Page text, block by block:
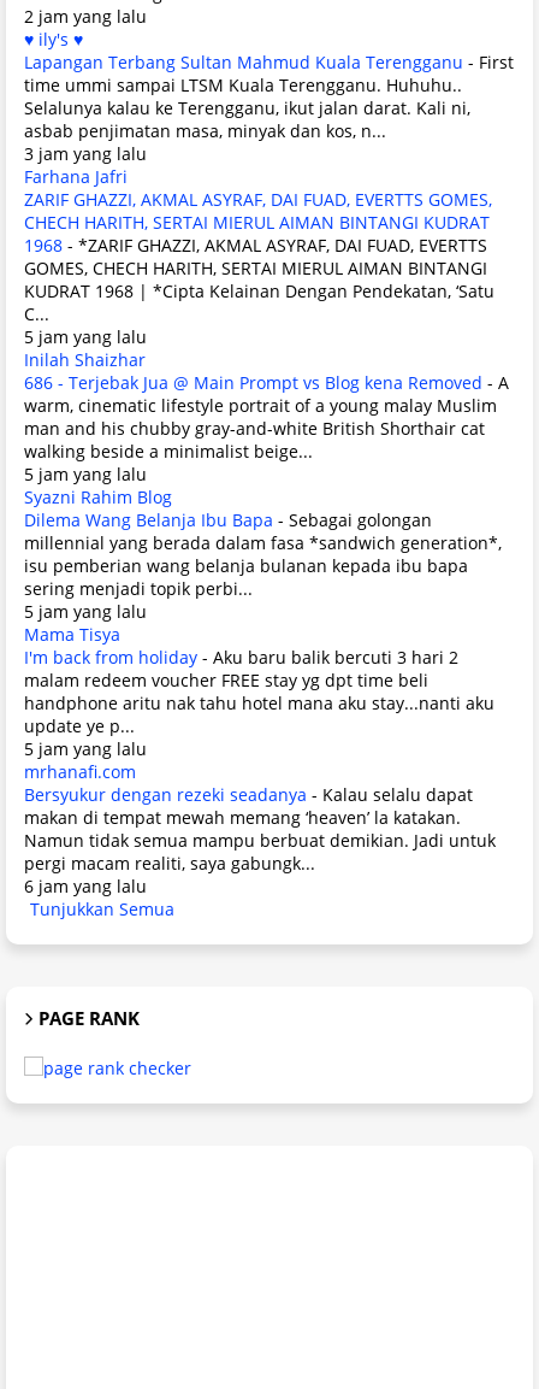
2 jam yang lalu
♥ ily's ♥
Lapangan Terbang Sultan Mahmud Kuala Terengganu - First
time ummi sampai LTSM Kuala Terengganu. Huhuhu..
Selalunya kalau ke Terengganu, ikut jalan darat. Kali ni,
asbab penjimatan masa, minyak dan kos, n...
3 jam yang lalu
Farhana Jafri
ZARIF GHAZZI, AKMAL ASYRAF, DAI FUAD, EVERTTS GOMES,
CHECH HARITH, SERTAI MIERUL AIMAN BINTANGI KUDRAT
1968 - *ZARIF GHAZZI, AKMAL ASYRAF, DAI FUAD, EVERTTS
GOMES, CHECH HARITH, SERTAI MIERUL AIMAN BINTANGI
KUDRAT 1968 | *Cipta Kelainan Dengan Pendekatan, ‘Satu
C...
5 jam yang lalu
Inilah Shaizhar
686 - Terjebak Jua @ Main Prompt vs Blog kena Removed - A
warm, cinematic lifestyle portrait of a young malay Muslim
man and his chubby gray-and-white British Shorthair cat
walking beside a minimalist beige...
5 jam yang lalu
Syazni Rahim Blog
Dilema Wang Belanja Ibu Bapa - Sebagai golongan
millennial yang berada dalam fasa *sandwich generation*,
isu pemberian wang belanja bulanan kepada ibu bapa
sering menjadi topik perbi...
5 jam yang lalu
Mama Tisya
I'm back from holiday - Aku baru balik bercuti 3 hari 2
malam redeem voucher FREE stay yg dpt time beli
handphone aritu nak tahu hotel mana aku stay...nanti aku
update ye p...
5 jam yang lalu
mrhanafi.com
Bersyukur dengan rezeki seadanya - Kalau selalu dapat
makan di tempat mewah memang ‘heaven’ la katakan.
Namun tidak semua mampu berbuat demikian. Jadi untuk
pergi macam realiti, saya gabungk...
6 jam yang lalu
Tunjukkan Semua
PAGE RANK